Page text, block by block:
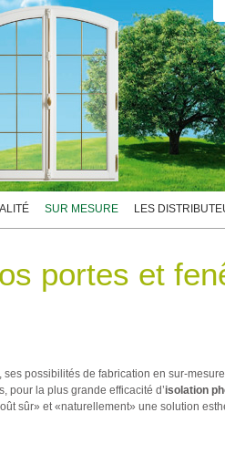
SUR MESURE LES
portes et
ses possibilités de fabrication en sur-
pour la plus grande efficacité d’isolation
sûr» et «naturellement» une solution